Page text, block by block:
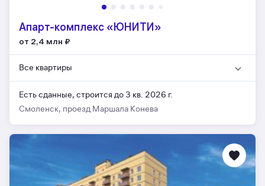
Апарт-комплекс «ЮНИТИ»
от 2,4 млн ₽
Все квартиры
Есть сданные, строится до 3 кв. 2026 г.
Смоленск, проезд Маршала Конева